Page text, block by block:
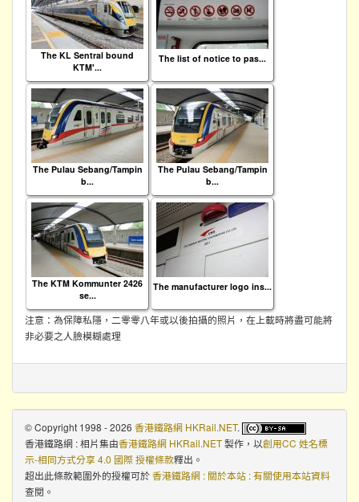
The KL Sentral bound
KTM'...
The list of notice to pas...
The Pulau Sebang/Tampin
b...
The Pulau Sebang/Tampin
b...
The KTM Kommunter 2426
se...
The manufacturer logo ins...
注意：為保障私隱，二零零八年或以後拍攝的照片，在上載時將盡可能將
非必要之人臉模糊處理
© Copyright 1998 - 2026 香港鐵路網 HKRail.NET.
香港鐵路網 : 相片集由香港鐵路網 HKRail.NET製作，以創用CC 姓名標
示-相同方式分享 4.0 國際 授權條款釋出。
超出此條款範圍外的授權可於香港鐵路網 : 關於本站 : 有關使用本站資料
查閱。